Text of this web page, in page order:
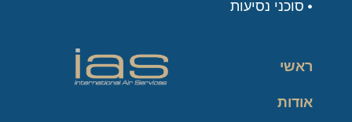
סוכני נסיעות
ראשי
אודות